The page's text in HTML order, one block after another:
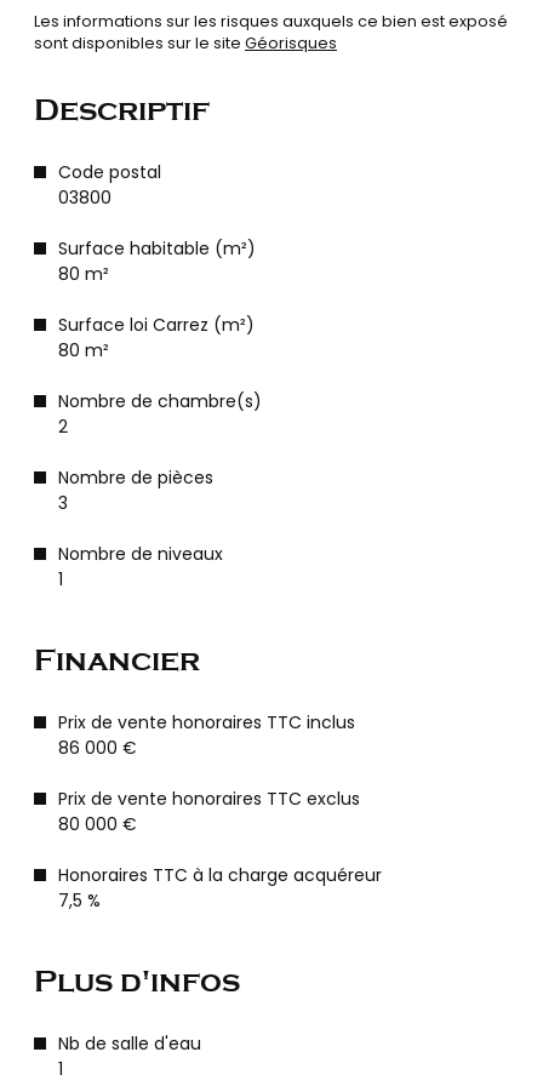
Les informations sur les risques auxquels ce bien est exposé
sont disponibles sur le site Géorisques
Descriptif
Code postal
03800
Surface habitable (m²)
80 m²
Surface loi Carrez (m²)
80 m²
Nombre de chambre(s)
2
Nombre de pièces
3
Nombre de niveaux
1
Financier
Prix de vente honoraires TTC inclus
86 000 €
Prix de vente honoraires TTC exclus
80 000 €
Honoraires TTC à la charge acquéreur
7,5 %
Plus d'infos
Nb de salle d'eau
1